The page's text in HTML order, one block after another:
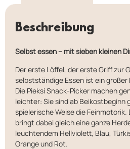
Beschreibung
Selbst essen – mit sieben kleinen
Der erste Löffel, der erste Griff zur
selbstständige Essen ist ein großer
Die Pieksi Snack-Picker machen
leichter: Sie sind ab Beikostbeginn
spielerische Weise die Feinmotorik.
bringt dabei gleich eine ganze
leuchtendem Hellviolett, Blau,
Orange und Rot.